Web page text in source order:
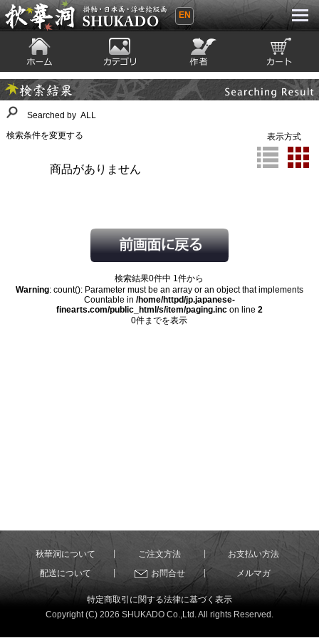
秋華洞 SHUKADO 掛軸・日本画・浮世
EN
ホーム カテゴリ 絵師 カート
検索結果
Searched by ALL
検索条件を変更する
表示方式
商品がありません
検索結果0件中 1件から
Warning: count(): Parameter must be an array or an object that implements
Countable in /home/httpd/jp.japanese-
finearts.com/public_html/s/item/paging.incon line 2
0件までを表示
秋華洞について ご注文方法
お支払い方法
配送について
お問合せ メルマガ
特定商取引に関する法律に基づく表示
Copyright (C) 2026 SHUKADO Co.,Ltd. All rights Reserved.